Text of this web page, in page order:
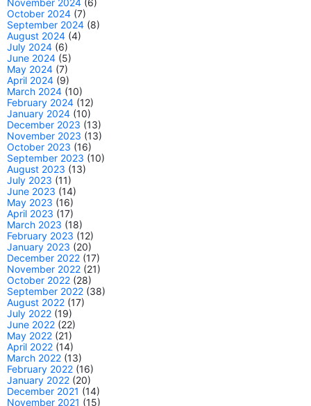
November 2024 (6)
October 2024 (7)
September 2024 (8)
August 2024 (4)
July 2024 (6)
June 2024 (5)
May 2024 (7)
April 2024 (9)
March 2024 (10)
February 2024 (12)
January 2024 (10)
December 2023 (13)
November 2023 (13)
October 2023 (16)
September 2023 (10)
August 2023 (13)
July 2023 (11)
June 2023 (14)
May 2023 (16)
April 2023 (17)
March 2023 (18)
February 2023 (12)
January 2023 (20)
December 2022 (17)
November 2022 (21)
October 2022 (28)
September 2022 (38)
August 2022 (17)
July 2022 (19)
June 2022 (22)
May 2022 (21)
April 2022 (14)
March 2022 (13)
February 2022 (16)
January 2022 (20)
December 2021 (14)
November 2021 (15)